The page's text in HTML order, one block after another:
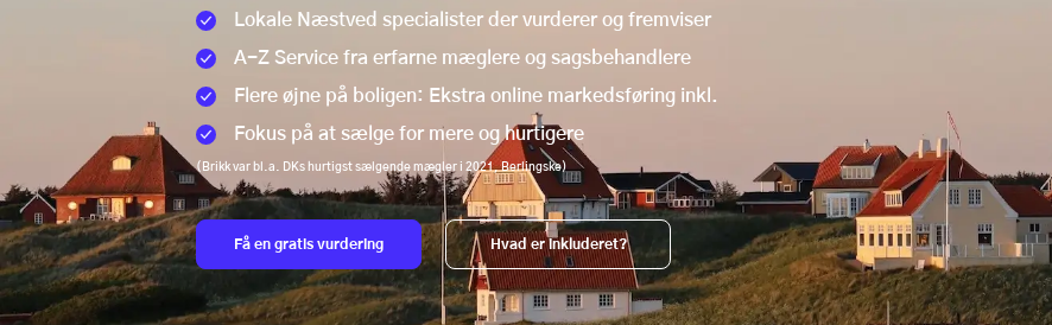
Lokale Næstved specialister der vurderer og fremviser
A-Z Service fra erfarne mæglere og sagsbehandlere
Flere øjne på boligen: Ekstra online markedsføring inkl.
Fokus på at sælge for mere og hurtigere
(Brikk var bl.a. DKs hurtigst sælgende mægler i 2021, Berlingske)
Få en gratis vurdering Hvad er inkluderet?